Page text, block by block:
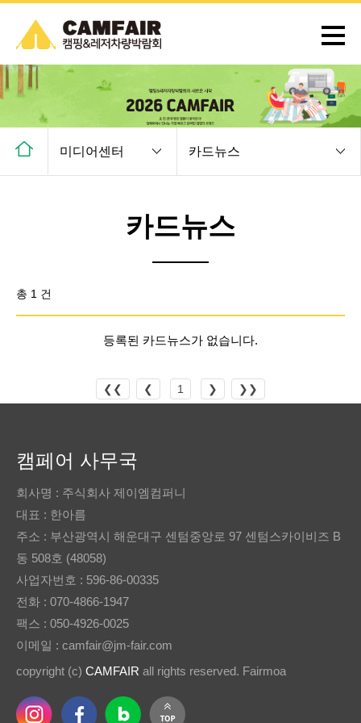
미디어센터 카드뉴스
카드뉴스
총 1 건
등록된 카드뉴스가 없습니다.
❮❮ ❮ 1 ❯ ❯❯
캠페어 사무국
회사명 : 주식회사 제이엠컴퍼니
대표 : 한아름
주소 : 부산광역시 해운대구 센텀중앙로 97 센텀스카이비즈 B
동 508호 (48058)
사업자번호 : 596-86-00335
전화 : 070-4866-1947
팩스 : 050-4926-0025
이메일 : camfair@jm-fair.com
copyright (c) CAMFAIR all rights reserved. Fairmoa